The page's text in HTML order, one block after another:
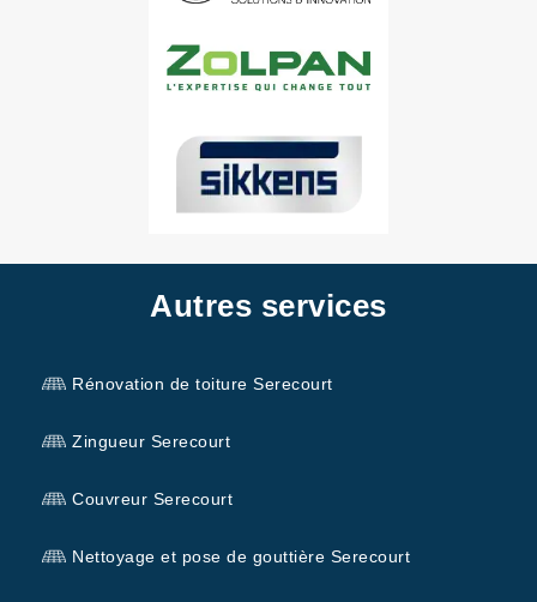
Autres services
Rénovation de toiture Serecourt
Zingueur Serecourt
Couvreur Serecourt
Nettoyage et pose de gouttière Serecourt